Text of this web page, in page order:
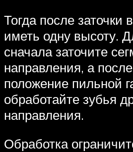
Тогда после заточки
иметь одну высоту.
сначала заточите
направления, а
положение пильной
обработайте зубья
направления.
Обработка